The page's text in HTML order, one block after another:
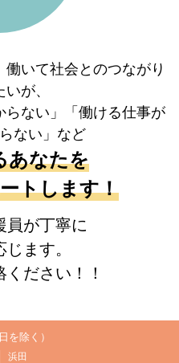
いて社会とのつながり
が、
らない」「働ける仕事が
ない」など
あなたを
トします！
員が丁寧に
ます。
ださい！！
除く）
浜田